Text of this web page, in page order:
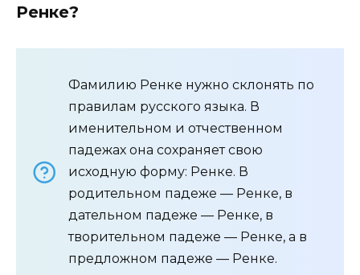
Ренке?
Фамилию Ренке нужно склонять по
правилам русского языка. В
именительном и отчественном
падежах она сохраняет свою
исходную форму: Ренке. В
родительном падеже — Ренке, в
дательном падеже — Ренке, в
творительном падеже — Ренке, а в
предложном падеже — Ренке.